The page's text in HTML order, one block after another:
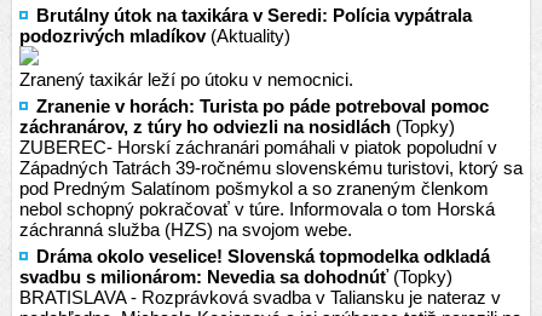
Brutálny útok na taxikára v Seredi: Polícia vypátrala
podozrivých mladíkov(Aktuality)
Zranený taxikár leží po útoku v nemocnici.
Zranenie v horách: Turista po páde potreboval pomoc
záchranárov, z túry ho odviezli na nosidlách (Topky)
ZUBEREC- Horskí záchranári pomáhali v piatok popoludní v
Západných Tatrách 39-ročnému slovenskému turistovi, ktorý sa
pod Predným Salatínom pošmykol a so zraneným členkom
nebol schopný pokračovať v túre. Informovala o tom Horská
záchranná služba (HZS) na svojom webe.
Dráma okolo veselice! Slovenská topmodelka odkladá
svadbu s milionárom: Nevedia sa dohodnúť(Topky)
BRATISLAVA - Rozprávková svadba v Taliansku je nateraz v